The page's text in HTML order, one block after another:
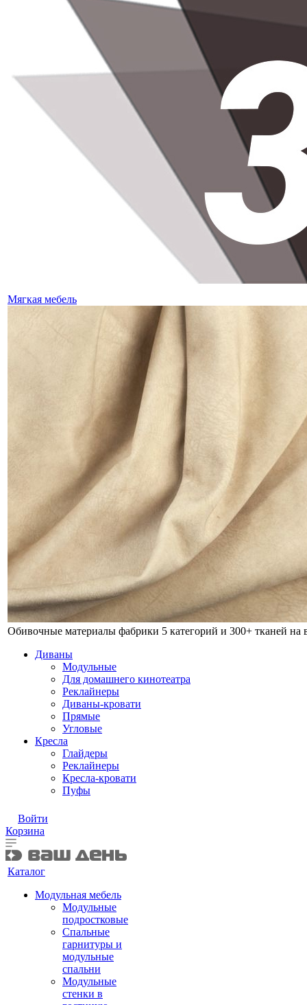
Мягкая мебель
Обивочные материалы фабрики 5 категорий и 300+ тканей на
Диваны
Модульные
Для домашнего кинотеатра
Реклайнеры
Диваны-кровати
Прямые
Угловые
Кресла
Глайдеры
Реклайнеры
Кресла-кровати
Пуфы
Войти
Корзина
Каталог
Модульная мебель
Модульные
подростковые
Спальные
гарнитуры и
модульные
спальни
Модульные
стенки в